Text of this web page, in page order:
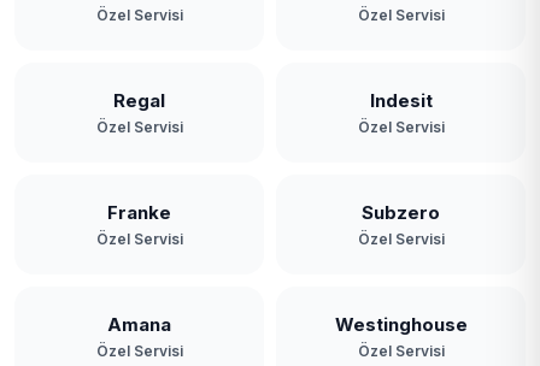
Özel Servisi Özel Servisi
Regal
Özel Servisi
Indesit
Özel Servisi
Franke
Özel Servisi
Subzero
Özel Servisi
Amana
Özel Servisi
Westinghouse
Özel Servisi